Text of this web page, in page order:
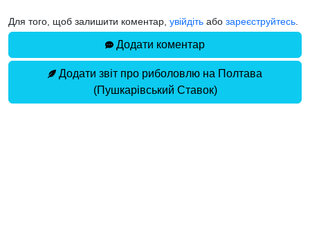
Для того, щоб залишити коментар, увійдіть або зареєструйтесь
Додати коментар
Додати звіт про риболовлю на Полтава
(Пушкарівський Cтавок)